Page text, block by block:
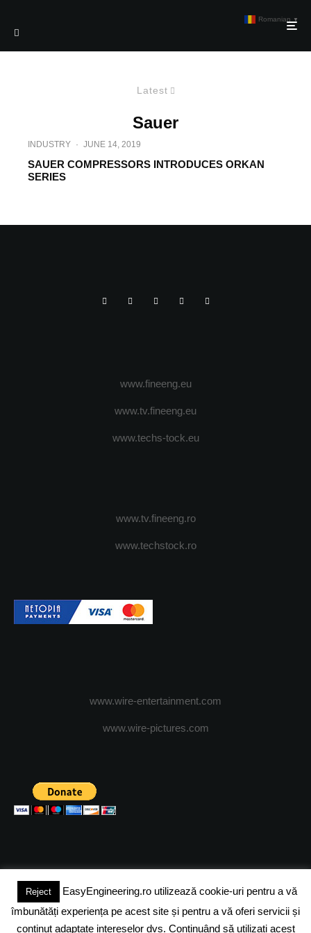
Latest
Sauer
INDUSTRY · JUNE 14, 2019
SAUER COMPRESSORS INTRODUCES ORKAN
SERIES
www.fineeng.eu
www.tv.fineeng.eu
www.techs-tock.eu
www.tv.fineeng.ro
www.techstock.ro
www.wire-entertainment.com
www.wire-pictures.com
(c) 2024 - FineEngineeringMagazine. All rights reserved.
DESPRE NOI ADVERTISING JOBS DESPRE COOKIES
Reject
EasyEngineering.ro utilizează cookie-uri pentru a vă
îmbunătăți experiența pe acest site și pentru a vă oferi servicii și
conținut adaptate intereselor dvs. Continuând să utilizați acest
Romanian ▼